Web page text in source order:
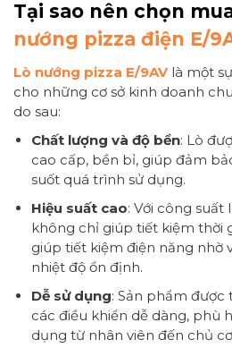
Tại sao nên chọn
nướng pizza điện E/
Lò nướng pizza E/9AVlà một
cho những cơ sở kinh doanh
do sau:
Chất lượng và độ bền: Lò
cao cấp, bền bỉ, giúp đảm
suốt quá trình sử dụng.
Hiệu suất cao: Với công suất
không chỉ giúp tiết kiệm thời
giúp tiết kiệm điện năng nhờ
nhiệt độ ổn định.
Dễ sử dụng: Sản phẩm được
các điều khiển dễ dàng, phù
dụng từ nhân viên đến chủ